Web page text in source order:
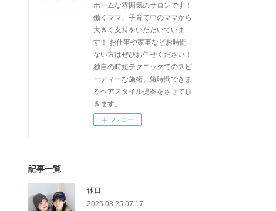
ホームな雰囲気のサロンです！
働くママ、子育て中のママから
大きく支持をいただいていま
す！ お仕事や家事などお時間
ない方はぜひお任せください！
独自の時短テクニックでのスピ
ーディーな施術、短時間できま
るヘアスタイル提案をさせて頂
きます。
フォロー
記事一覧
休日
2025.08.25 07:17